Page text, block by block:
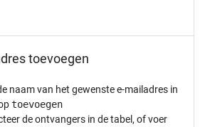
toevoegen
naam van het gewenste e-mailadres in
toevoegen
de ontvangers in de tabel, of voer